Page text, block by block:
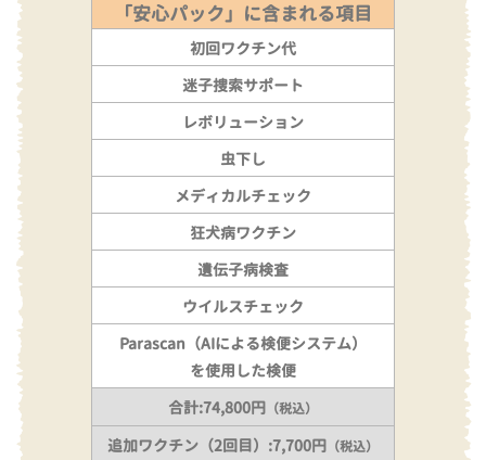
「安心パック」に含まれる項目
初回ワクチン代
迷子捜索サポート
レボリューション
虫下し
メディカルチェック
狂犬病ワクチン
遺伝子病検査
ウイルスチェック
Parascan（AIによる検便システム）
を使用した検便
合計:74,800円 （税込）
追加ワクチン（2回目）:7,700円 （税込）